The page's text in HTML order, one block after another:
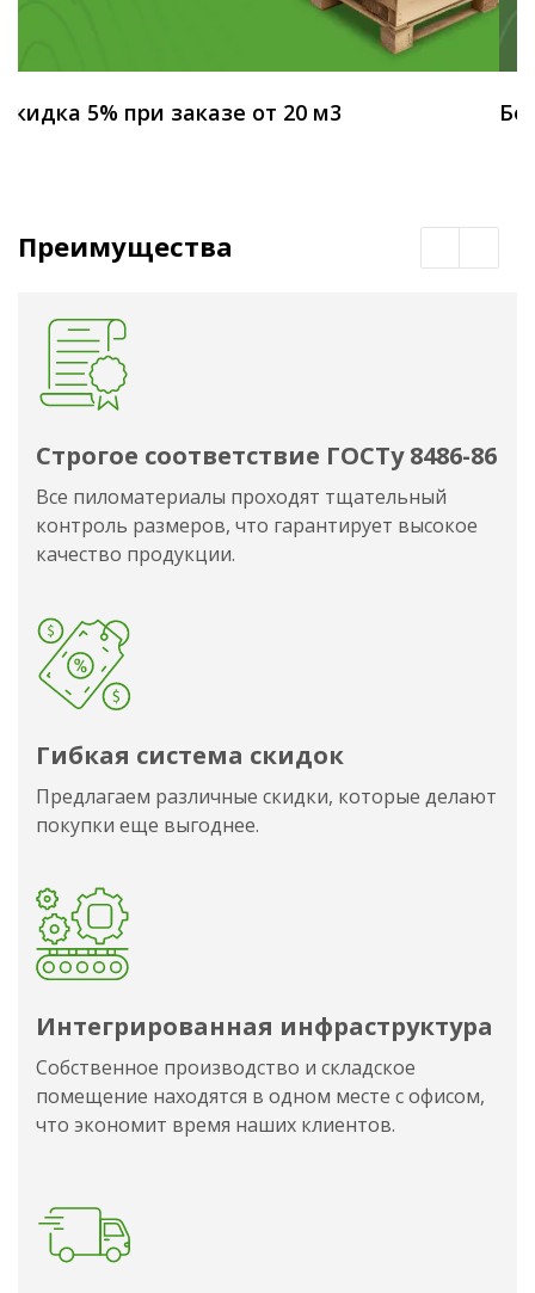
Скидка 5% при заказе от 20 м3
Преимущества
Строгое соответствие ГОСТу 8486-86
Все пиломатериалы проходят тщательный
контроль размеров, что гарантирует высокое
качество продукции.
Гибкая система скидок
Предлагаем различные скидки, которые делают
покупки еще выгоднее.
Интегрированная инфраструктура
Собственное производство и складское
помещение находятся в одном месте с офисом,
что экономит время наших клиентов.